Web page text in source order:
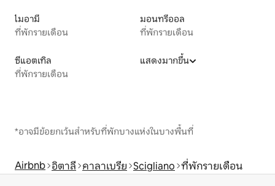
ไมอามี
ที่พักรายเดือน
มอนทรีออล
ที่พักรายเดือน
ซีแอตเทิล
ที่พักรายเดือน
แสดงมากขึ้น
*อาจมีข้อยกเว้นสำหรับที่พักบางแห่งในบางพื้นที่
Airbnb อิตาลี คาลาเบรีย Scigliano ที่พักรายเดือน